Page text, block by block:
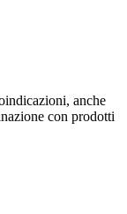
anche
con prodotti